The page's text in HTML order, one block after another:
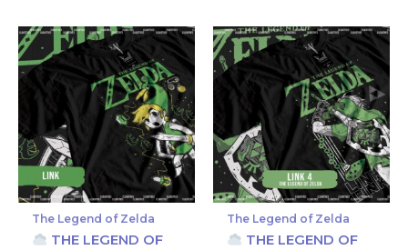
The Legend of Zelda
THE LEGEND OF
The Legend of Zelda
THE LEGEND OF